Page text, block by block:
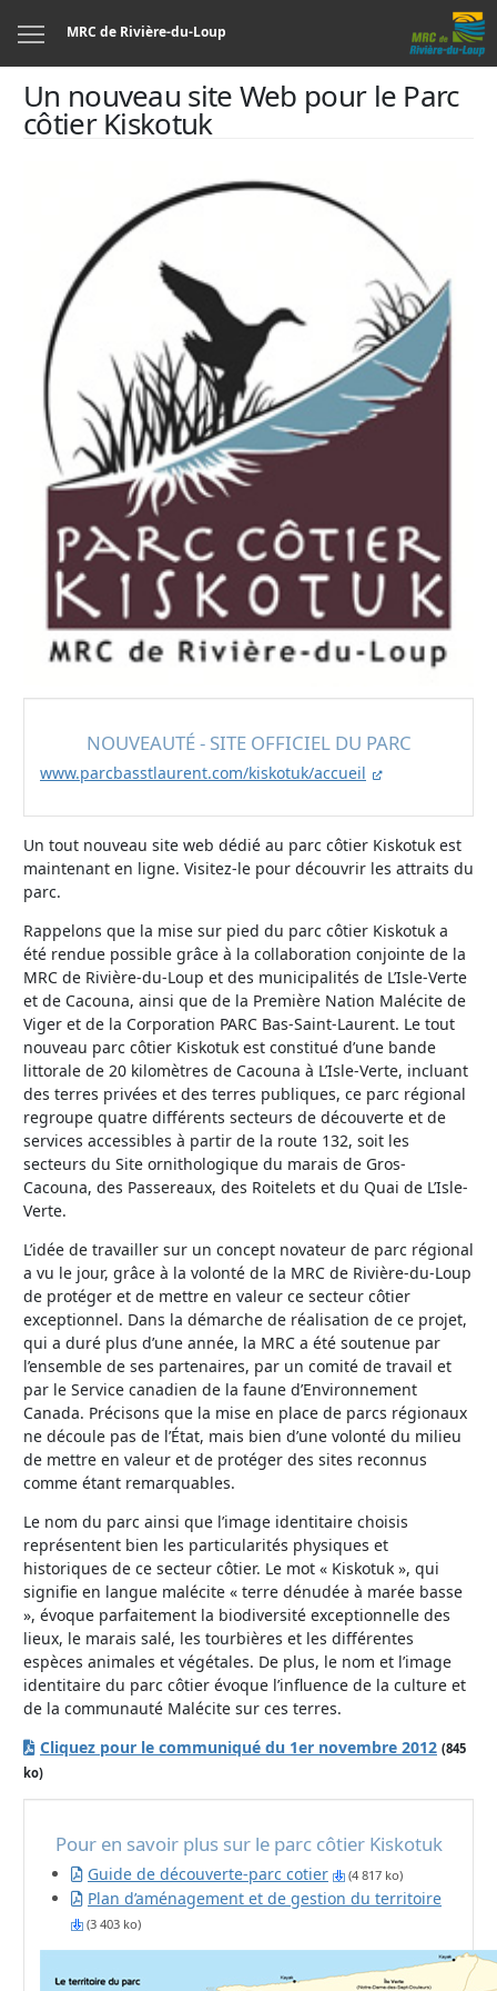
MRC de Rivière-du-Loup
Un nouveau site Web pour le Parc
côtier Kiskotuk
NOUVEAUTÉ - SITE OFFICIEL DU PARC
www.parcbasstlaurent.com/kiskotuk/accueil
Un tout nouveau site web dédié au parc côtier Kiskotuk est
maintenant en ligne. Visitez-le pour découvrir les attraits du
parc.
Rappelons que la mise sur pied du parc côtier Kiskotuk a
été rendue possible grâce à la collaboration conjointe de la
MRC de Rivière-du-Loup et des municipalités de L’Isle-Verte
et de Cacouna, ainsi que de la Première Nation Malécite de
Viger et de la Corporation PARC Bas-Saint-Laurent. Le tout
nouveau parc côtier Kiskotuk est constitué d’une bande
littorale de 20 kilomètres de Cacouna à L’Isle-Verte, incluant
des terres privées et des terres publiques, ce parc régional
regroupe quatre différents secteurs de découverte et de
services accessibles à partir de la route 132, soit les
secteurs du Site ornithologique du marais de Gros-
Cacouna, des Passereaux, des Roitelets et du Quai de L’Isle-
Verte.
L’idée de travailler sur un concept novateur de parc régional
a vu le jour, grâce à la volonté de la MRC de Rivière-du-Loup
de protéger et de mettre en valeur ce secteur côtier
exceptionnel. Dans la démarche de réalisation de ce projet,
qui a duré plus d’une année, la MRC a été soutenue par
l’ensemble de ses partenaires, par un comité de travail et
par le Service canadien de la faune d’Environnement
Canada. Précisons que la mise en place de parcs régionaux
ne découle pas de l’État, mais bien d’une volonté du milieu
de mettre en valeur et de protéger des sites reconnus
comme étant remarquables.
Le nom du parc ainsi que l’image identitaire choisis
représentent bien les particularités physiques et
historiques de ce secteur côtier. Le mot « Kiskotuk », qui
signifie en langue malécite « terre dénudée à marée basse
», évoque parfaitement la biodiversité exceptionnelle des
lieux, le marais salé, les tourbières et les différentes
espèces animales et végétales. De plus, le nom et l’image
identitaire du parc côtier évoque l’influence de la culture et
de la communauté Malécite sur ces terres.
Cliquez pour le communiqué du 1er novembre 2012 (845
ko)
Pour en savoir plus sur le parc côtier Kiskotuk
Guide de découverte-parc cotier (4 817 ko)
Plan d’aménagement et de gestion du territoire
(3 403 ko)